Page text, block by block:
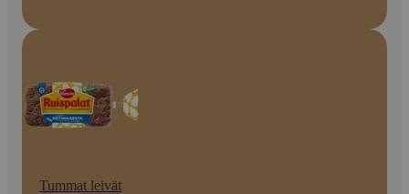
Tummat leivät